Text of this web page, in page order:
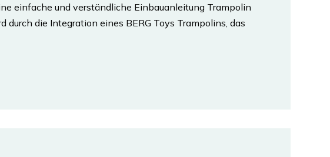
einfache und verständliche Einbauanleitung Trampolin
die Integration eines BERG Toys Trampolins, das